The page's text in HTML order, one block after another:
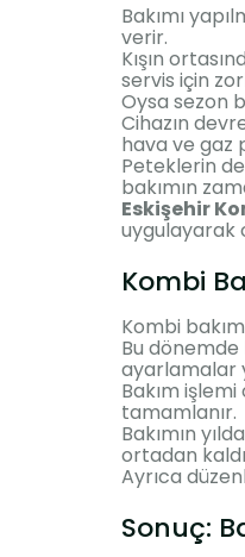
Bakımı
verir.
Kışın
servis için
Oysa sezon
Cihazın
hava ve gaz
Peteklerin
bakımın
Eskişehir
uygulayarak
Kombi
Kombi
Bu dönemde
ayarlamalar
Bakım
tamamlanır.
Bakımın
ortadan
Ayrıca
Sonuç: